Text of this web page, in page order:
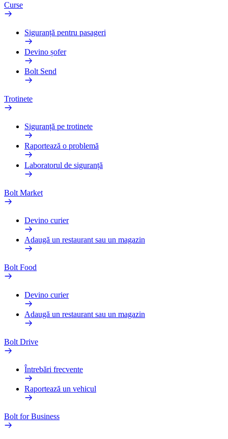
Curse
Siguranță pentru pasageri
Devino șofer
Bolt Send
Trotinete
Siguranță pe trotinete
Raportează o problemă
Laboratorul de siguranță
Bolt Market
Devino curier
Adaugă un restaurant sau un magazin
Bolt Food
Devino curier
Adaugă un restaurant sau un magazin
Bolt Drive
Întrebări frecvente
Raportează un vehicul
Bolt for Business